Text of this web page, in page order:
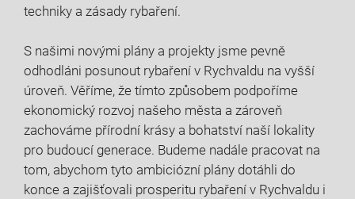
techniky a zásady rybaření.
S ‍našimi ⁢novými​ plány a projekty jsme pevně
odhodláni posunout rybaření ‍v Rychvaldu‍ na vyšší
úroveň. Věříme, že tímto způsobem ‍podpoříme
ekonomický rozvoj našeho ⁤města a zároveň
zachováme přírodní krásy a ⁤bohatství naší lokality
pro budoucí generace. Budeme nadále pracovat⁢ na
tom, abychom tyto ambiciózní plány ⁢dotáhli do
konce a zajišťovali prosperitu rybaření v⁢ Rychvaldu i